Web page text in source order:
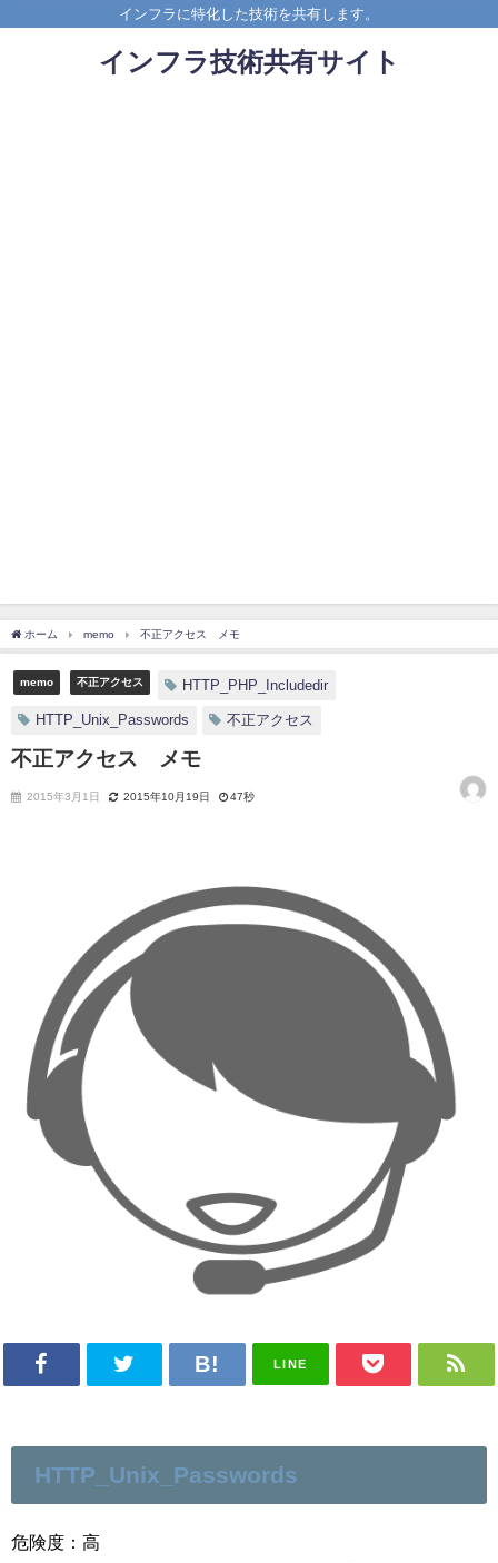
インフラに特化した技術を共有します。
インフラ技術共有サイト
ホーム memo 不正アクセス メモ
memo 不正アクセス HTTP_PHP_Includedir
HTTP_Unix_Passwords 不正アクセス
不正アクセス メモ
2015年3月1日 2015年10月19日 47秒
LINE
HTTP_Unix_Passwords
危険度：高